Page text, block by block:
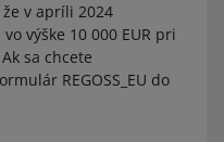
v apríli 2024
výške 10 000 EUR pri
sa chcete
REGOSS_EU do